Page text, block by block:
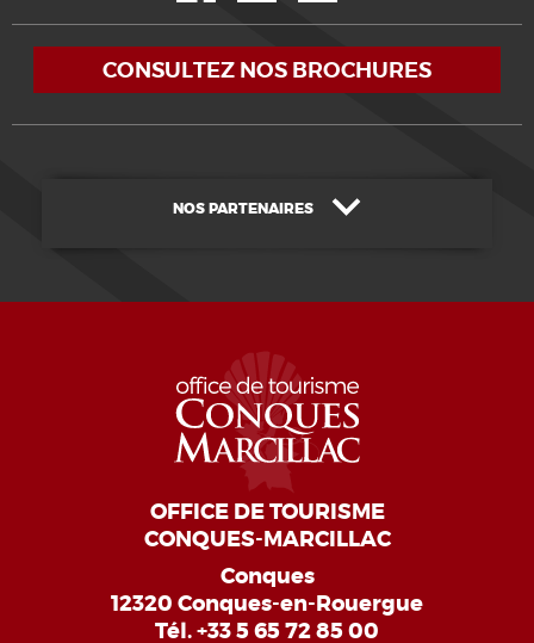
CONSULTEZ NOS BROCHURES
NOS PARTENAIRES
OFFICE DE TOURISME
CONQUES-MARCILLAC
Conques
12320 Conques-en-Rouergue
Tél.+33 5 65 72 85 00